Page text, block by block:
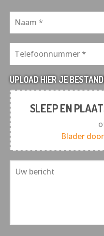
UPLOAD HIER JE
SLEEP EN
Blader